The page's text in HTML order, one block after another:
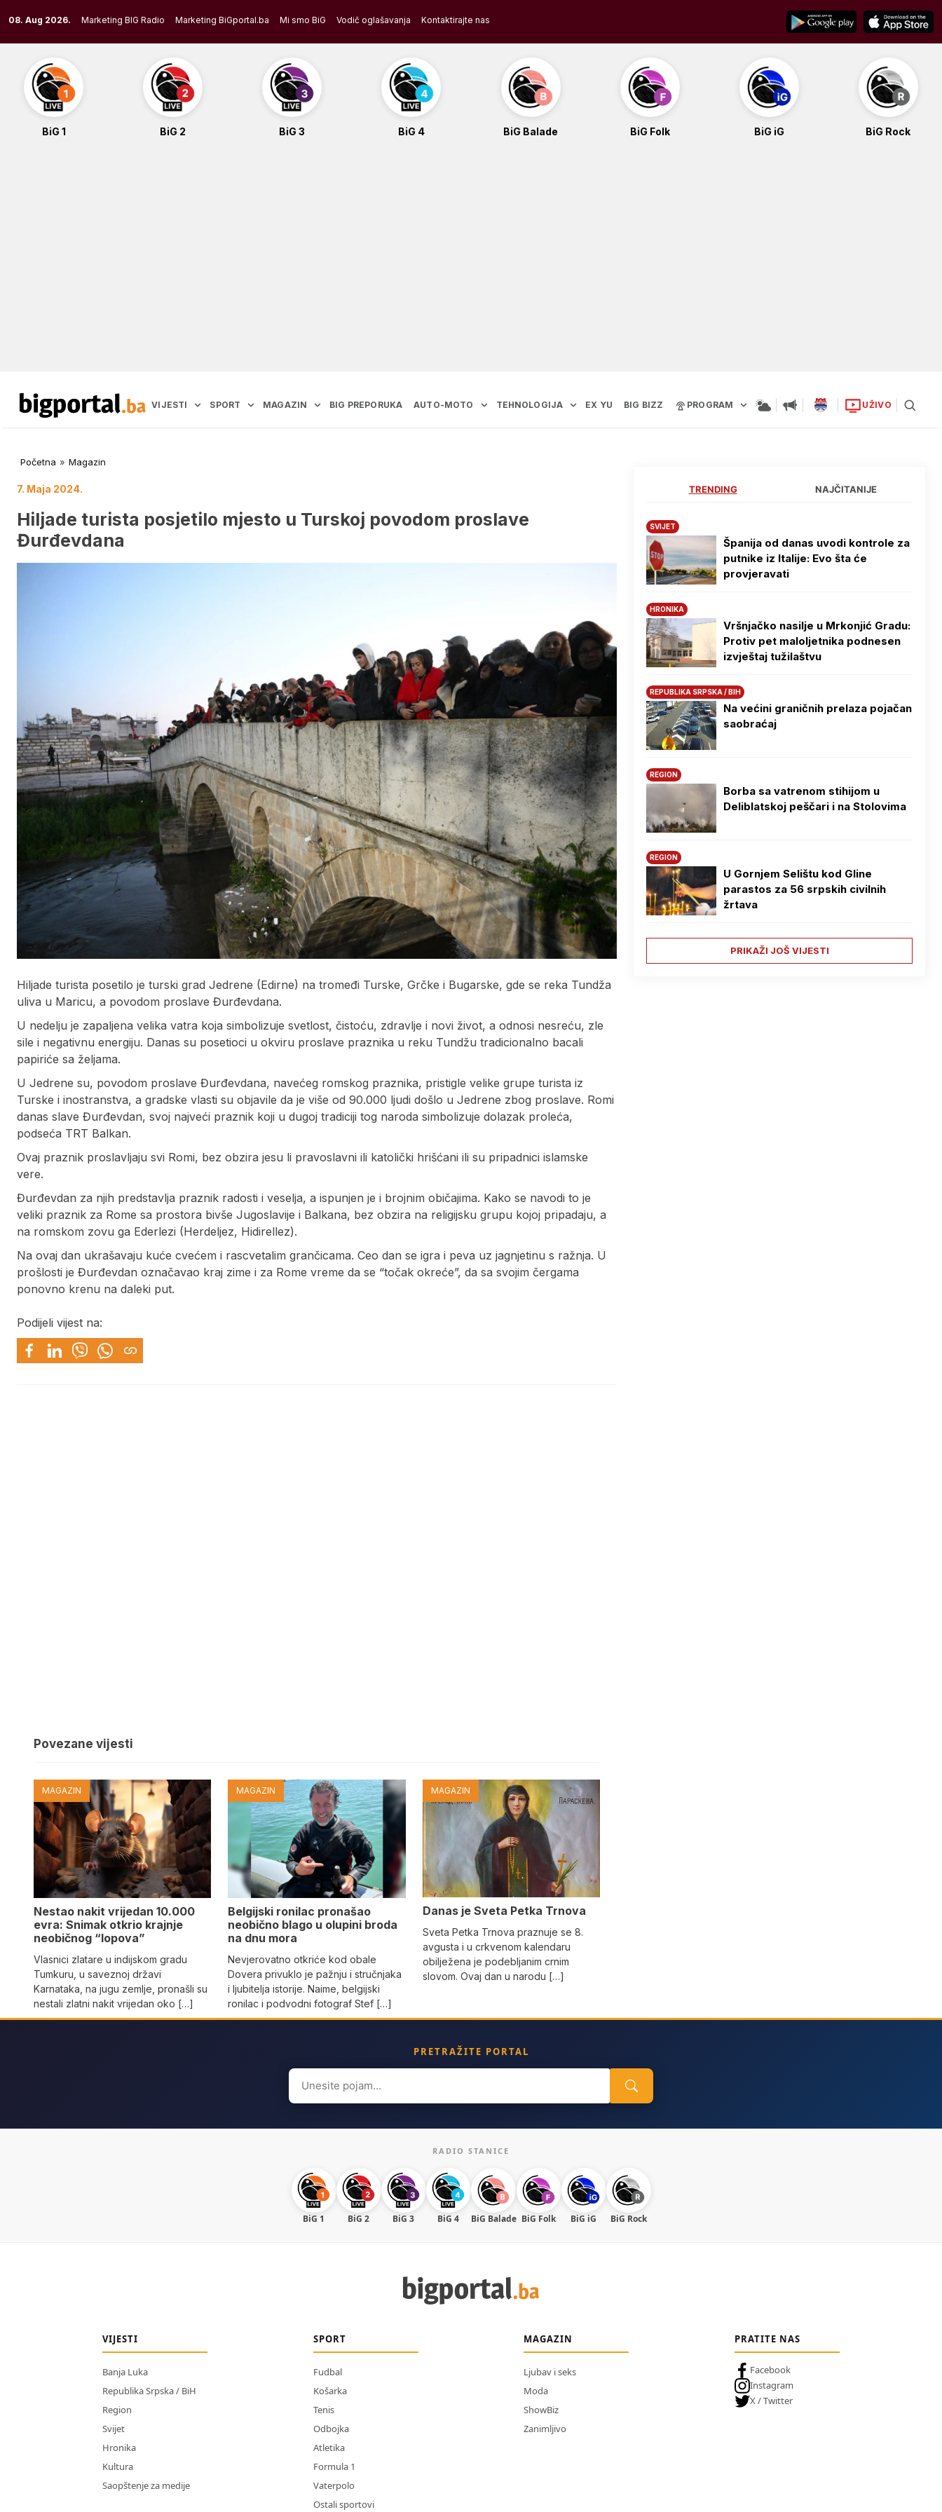
to
content
08. Aug 2026. Marketing BIG Radio Marketing BiGportal.ba Mi smo BiG Vodič oglašavanja Kontaktirajte nas
BiG 1 BiG 2 BiG 3 BiG 4 BiG Balade BiG Folk BiG iG BiG Rock
VIJESTI SPORT MAGAZIN BIG PREPORUKA AUTO-MOTO TEHNOLOGIJA EX YU BIG BIZZ PROGRAM UŽIVO
Početna » Magazin
7. Maja 2024.
Hiljade turista posjetilo mjesto u Turskoj povodom proslave
Đurđevdana
Hiljade turista posetilo je turski grad Jedrene (Edirne) na tromeđi Turske, Grčke i Bugarske, gde se reka Tundža
uliva u Maricu, a povodom proslave Đurđevdana.
U nedelju je zapaljena velika vatra koja simbolizuje svetlost, čistoću, zdravlje i novi život, a odnosi nesreću, zle
sile i negativnu energiju. Danas su posetioci u okviru proslave praznika u reku Tundžu tradicionalno bacali
papiriće sa željama.
U Jedrene su, povodom proslave Đurđevdana, navećeg romskog praznika, pristigle velike grupe turista iz
Turske i inostranstva, a gradske vlasti su objavile da je više od 90.000 ljudi došlo u Jedrene zbog proslave. Romi
danas slave Đurđevdan, svoj najveći praznik koji u dugoj tradiciji tog naroda simbolizuje dolazak proleća,
podseća TRT Balkan.
Ovaj praznik proslavljaju svi Romi, bez obzira jesu li pravoslavni ili katolički hrišćani ili su pripadnici islamske
vere.
Đurđevdan za njih predstavlja praznik radosti i veselja, a ispunjen je i brojnim običajima. Kako se navodi to je
veliki praznik za Rome sa prostora bivše Jugoslavije i Balkana, bez obzira na religijsku grupu kojoj pripadaju, a
na romskom zovu ga Ederlezi (Herdeljez, Hidirellez).
Na ovaj dan ukrašavaju kuće cvećem i rascvetalim grančicama. Ceo dan se igra i peva uz jagnjetinu s ražnja. U
prošlosti je Đurđevdan označavao kraj zime i za Rome vreme da se “točak okreće”, da sa svojim čergama
ponovno krenu na daleki put.
Podijeli vijest na:
Povezane vijesti
MAGAZIN
Nestao nakit vrijedan 10.000
evra: Snimak otkrio krajnje
neobičnog “lopova”
Vlasnici zlatare u indijskom gradu
Tumkuru, u saveznoj državi
Karnataka, na jugu zemlje, pronašli su
nestali zlatni nakit vrijedan oko […]
MAGAZIN
Belgijski ronilac pronašao
neobično blago u olupini broda
na dnu mora
Nevjerovatno otkriće kod obale
Dovera privuklo je pažnju i stručnjaka
i ljubitelja istorije. Naime, belgijski
ronilac i podvodni fotograf Stef […]
MAGAZIN
Danas je Sveta Petka Trnova
Sveta Petka Trnova praznuje se 8.
avgusta i u crkvenom kalendaru
obilježena je podebljanim crnim
slovom. Ovaj dan u narodu […]
TRENDING NAJČITANIJE
SVIJET
Španija od danas uvodi kontrole za
putnike iz Italije: Evo šta će
provjeravati
HRONIKA
Vršnjačko nasilje u Mrkonjić Gradu:
Protiv pet maloljetnika podnesen
izvještaj tužilaštvu
REPUBLIKA SRPSKA / BIH
Na većini graničnih prelaza pojačan
saobraćaj
REGION
Borba sa vatrenom stihijom u
Deliblatskoj peščari i na Stolovima
REGION
U Gornjem Selištu kod Gline
parastos za 56 srpskih civilnih
žrtava
PRIKAŽI JOŠ VIJESTI
PRETRAŽITE PORTAL
Search
for:
RADIO STANICE
BiG 1 BiG 2 BiG 3 BiG 4 BiG Balade BiG Folk BiG iG BiG Rock
VIJESTI
Banja Luka
Republika Srpska / BiH
Region
Svijet
Hronika
Kultura
Saopštenje za medije
SPORT
Fudbal
Košarka
Tenis
Odbojka
Atletika
Formula 1
Vaterpolo
Ostali sportovi
MAGAZIN
Ljubav i seks
Moda
ShowBiz
Zanimljivo
PRATITE NAS
Facebook
Instagram
X / Twitter